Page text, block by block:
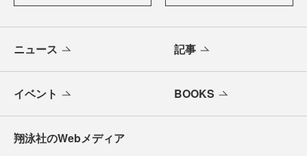
ニュース 記事
イベント BOOKS
翔泳社のWebメディア